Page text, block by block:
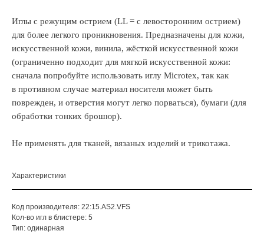
Иглы с режущим острием (LL = с левосторонним острием)
для более легкого проникновения. Предназначены для кожи,
искусственной кожи, винила, жёсткой искусственной кожи
(ограниченно подходит для мягкой искусственной кожи:
сначала попробуйте использовать иглу Microtex, так как
в противном случае материал носителя может быть
поврежден, и отверстия могут легко порваться), бумаги (для
обработки тонких брошюр).
Не применять для тканей, вязаных изделий и трикотажа.
Характеристики
Код производителя: 22:15.AS2.VFS
Кол-во игл в блистере: 5
Тип: одинарная